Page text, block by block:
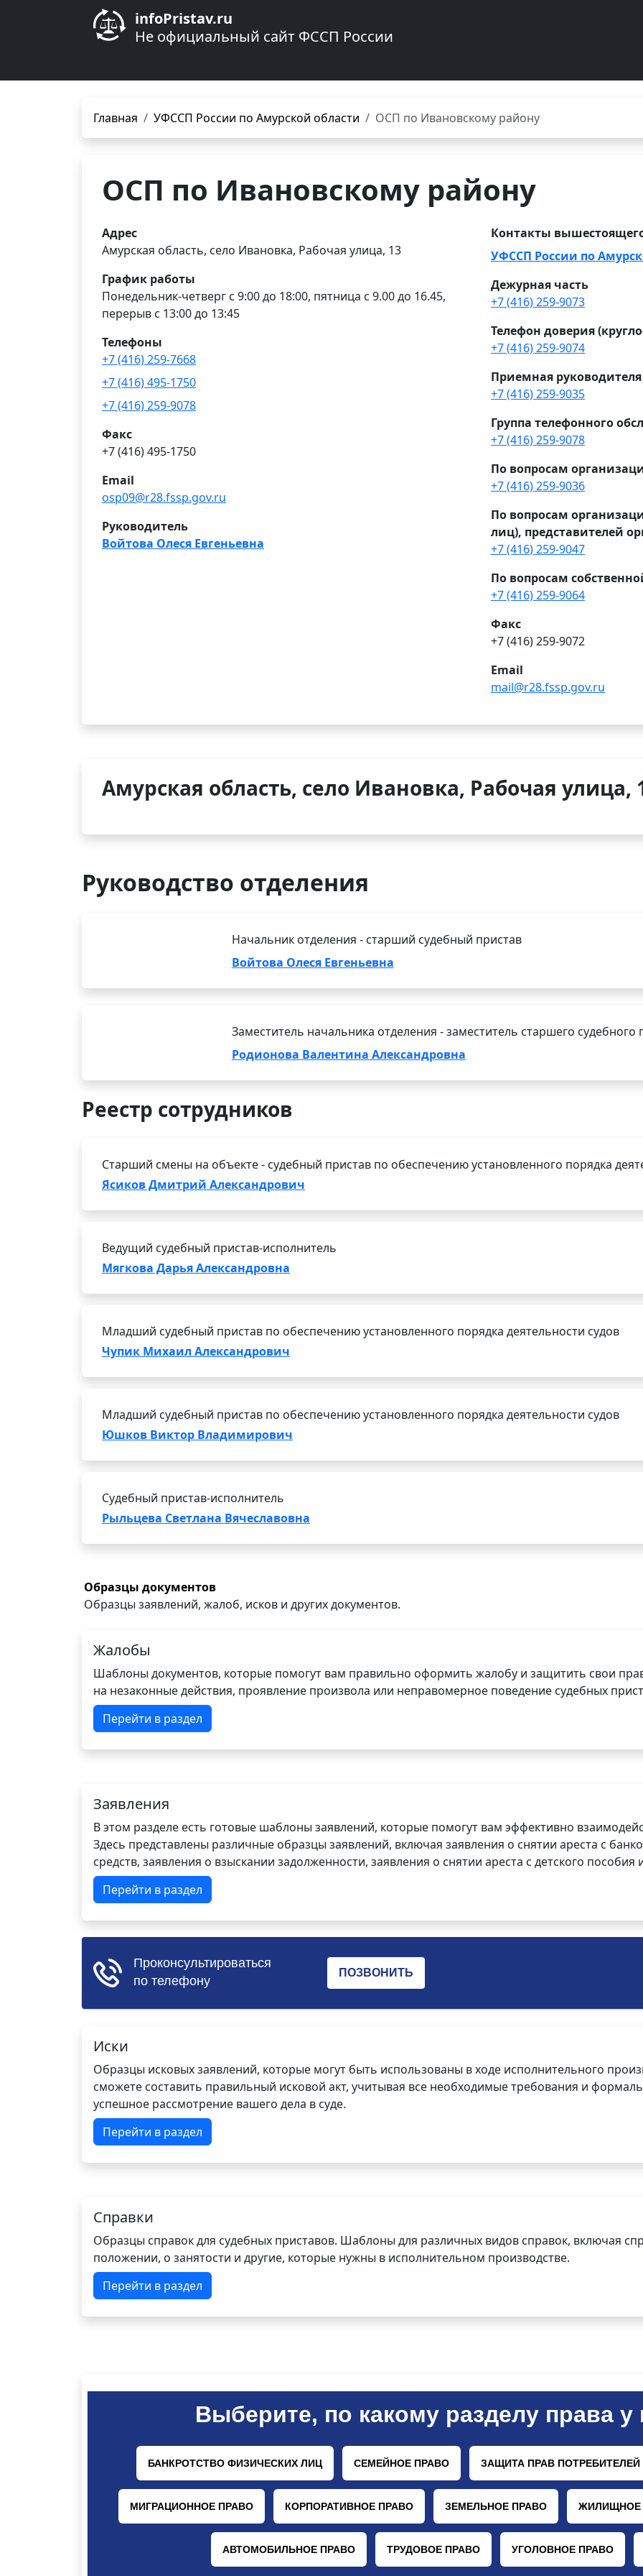
infoPristav.ru
Не официальный сайт ФССП России
Главная УФССП России по Амурской области ОСП по Ивановскому району
ОСП по Ивановскому району
Адрес
Амурская область, село Ивановка, Рабочая улица, 13
График работы
Понедельник-четверг с 9:00 до 18:00, пятница с 9.00 до 16.45,
перерыв с 13:00 до 13:45
Телефоны
+7 (416) 259-7668
+7 (416) 495-1750
+7 (416) 259-9078
Факс
+7 (416) 495-1750
Email
osp09@r28.fssp.gov.ru
Руководитель
Войтова Олеся Евгеньевна
Контакты
УФССП России по
Дежурная часть
+7 (416) 259-9073
Телефон доверия
+7 (416) 259-9074
Приемная руководителя
+7 (416) 259-9035
Группа телефонного
+7 (416) 259-9078
По вопросам
+7 (416) 259-9036
По вопросам
лиц), представителей
+7 (416) 259-9047
По вопросам
+7 (416) 259-9064
Факс
+7 (416) 259-9072
Email
mail@r28.fssp.gov.ru
Амурская область, село Ивановка, Рабочая улица,
Руководство отделения
Начальник отделения - старший судебный пристав
Войтова Олеся Евгеньевна
Заместитель начальника отделения - заместитель старшего судебного
Родионова Валентина Александровна
Реестр сотрудников
Старший смены на объекте - судебный пристав по обеспечению установленного порядка
Ясиков Дмитрий Александрович
Ведущий судебный пристав-исполнитель
Мягкова Дарья Александровна
Младший судебный пристав по обеспечению установленного порядка деятельности судов
Чупик Михаил Александрович
Младший судебный пристав по обеспечению установленного порядка деятельности судов
Юшков Виктор Владимирович
Судебный пристав-исполнитель
Рыльцева Светлана Вячеславовна
Образцы документов
Образцы заявлений, жалоб, исков и других документов.
Жалобы
Шаблоны документов, которые помогут вам правильно оформить жалобу и защитить свои
на незаконные действия, проявление произвола или неправомерное поведение судебных
Перейти в раздел
Заявления
В этом разделе есть готовые шаблоны заявлений, которые помогут вам эффективно
Здесь представлены различные образцы заявлений, включая заявления о снятии ареста с
средств, заявления о взыскании задолженности, заявления о снятии ареста с детского пособия
Перейти в раздел
Иски
Образцы исковых заявлений, которые могут быть использованы в ходе исполнительного
сможете составить правильный исковой акт, учитывая все необходимые требования и
успешное рассмотрение вашего дела в суде.
Перейти в раздел
Справки
Образцы справок для судебных приставов. Шаблоны для различных видов справок, включая
положении, о занятости и другие, которые нужны в исполнительном производстве.
Перейти в раздел